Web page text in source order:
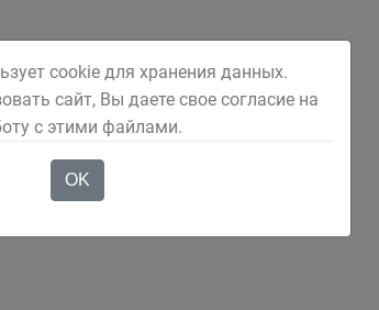
cookie для хранения данных.
сайт, Вы даете свое согласие на
с этими файлами.
OK